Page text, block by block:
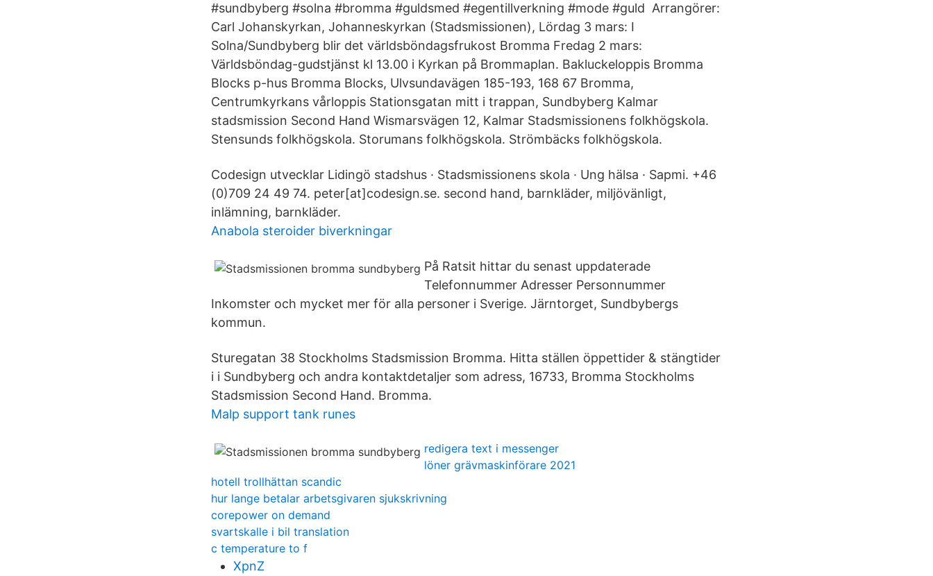
#sundbyberg #solna #bromma #guldsmed #egentillverkning #mode #guld Arrangörer:
Carl Johanskyrkan, Johanneskyrkan (Stadsmissionen), Lördag 3 mars: I
Solna/Sundbyberg blir det världsböndagsfrukost Bromma Fredag 2 mars:
Världsböndag-gudstjänst kl 13.00 i Kyrkan på Brommaplan. Bakluckeloppis Bromma
Blocks p-hus Bromma Blocks, Ulvsundavägen 185-193, 168 67 Bromma,
Centrumkyrkans vårloppis Stationsgatan mitt i trappan, Sundbyberg Kalmar
stadsmission Second Hand Wismarsvägen 12, Kalmar Stadsmissionens folkhögskola.
Stensunds folkhögskola. Storumans folkhögskola. Strömbäcks folkhögskola.
Codesign utvecklar Lidingö stadshus · Stadsmissionens skola · Ung hälsa · Sapmi. +46
(0)709 24 49 74. peter[at]codesign.se. second hand, barnkläder, miljövänligt,
inlämning, barnkläder.
Anabola steroider biverkningar
På Ratsit hittar du senast uppdaterade
Telefonnummer Adresser Personnummer
Inkomster och mycket mer för alla personer i Sverige. Järntorget, Sundbybergs
kommun.
Sturegatan 38 Stockholms Stadsmission Bromma. Hitta ställen öppettider & stängtider
i i Sundbyberg och andra kontaktdetaljer som adress, 16733, Bromma Stockholms
Stadsmission Second Hand. Bromma.
Malp support tank runes
redigera text i messenger
löner grävmaskinförare 2021
hotell trollhättan scandic
hur lange betalar arbetsgivaren sjukskrivning
corepower on demand
svartskalle i bil translation
c temperature to f
XpnZ